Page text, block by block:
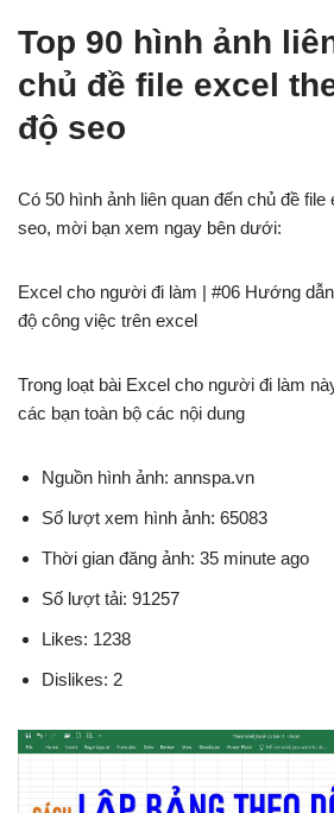
Top 90 hình ảnh
chủ đề file excel
độ seo
Có 50 hình ảnh liên quan đến chủ đề file
seo, mời bạn xem ngay bên dưới:
Excel cho người đi làm | #06 Hướng
độ công việc trên excel
Trong loạt bài Excel cho người đi làm
các bạn toàn bộ các nội dung
Nguồn hình ảnh: annspa.vn
Số lượt xem hình ảnh: 65083
Thời gian đăng ảnh: 35 minute ago
Số lượt tải: 91257
Likes: 1238
Dislikes: 2